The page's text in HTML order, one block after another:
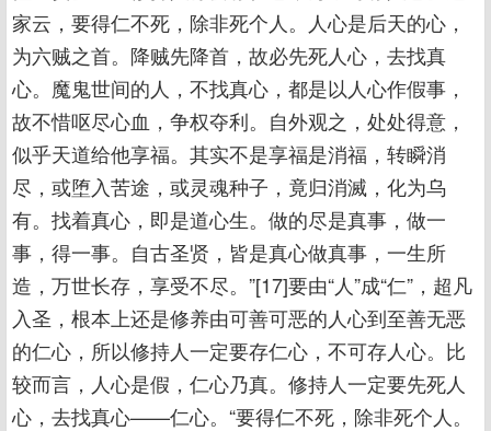
家云，要得仁不死，除非死个人。人心是后天的心，
为六贼之首。降贼先降首，故必先死人心，去找真
心。魔鬼世间的人，不找真心，都是以人心作假事，
故不惜呕尽心血，争权夺利。自外观之，处处得意，
似乎天道给他享福。其实不是享福是消福，转瞬消
尽，或堕入苦途，或灵魂种子，竟归消滅，化为乌
有。找着真心，即是道心生。做的尽是真事，做一
事，得一事。自古圣贤，皆是真心做真事，一生所
造，万世长存，享受不尽。”[17]要由“人”成“仁”，超凡
入圣，根本上还是修养由可善可恶的人心到至善无恶
的仁心，所以修持人一定要存仁心，不可存人心。比
较而言，人心是假，仁心乃真。修持人一定要先死人
心，去找真心——仁心。“要得仁不死，除非死个人。